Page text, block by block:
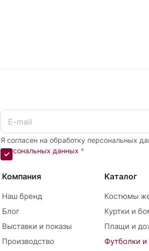
Я согласен на обработку персональных
персональных данных *
Компания
Наш бренд
Блог
Выставки и показы
Производство
Каталог
Костюмы
Куртки и
Плащи и
Футболки